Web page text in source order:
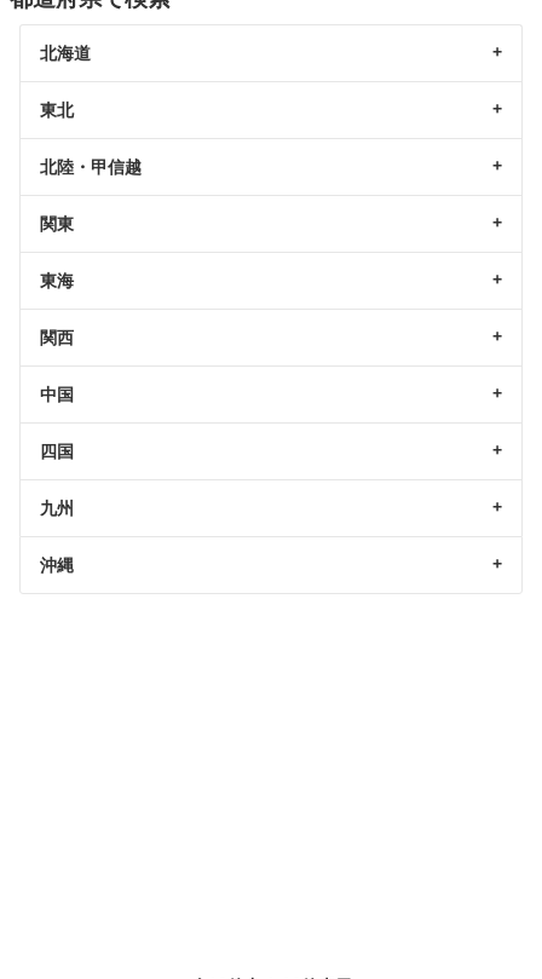
北海道
東北
北陸・甲信越
関東
東海
関西
中国
四国
九州
沖縄